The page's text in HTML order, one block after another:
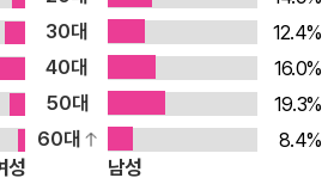
수용소군도>라는 세계로 우리를 부르
학 작품을 통해서, 우리에게는 막연하게
. 솔제니찐은 수용소를 밖에서 관찰한
있었던 사람으로서, 우리를 직접 그 세
30대
12.4%
40대
16.0%
50대
19.3%
60대
8.4%
성
남성